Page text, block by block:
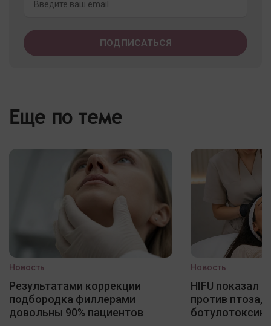
Еще по теме
Новость
Результатами коррекции
подбородка филлерами
довольны 90% пациентов
Новость
HIFU показал
против птоза,